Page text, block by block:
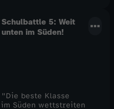
Schulbattle 5: Weit
unten im Süden!
beste Klasse
Süden wettstreiten